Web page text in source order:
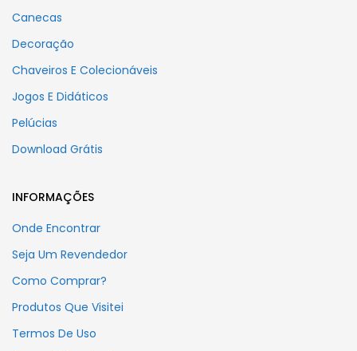
Canecas
Decoração
Chaveiros E Colecionáveis
Jogos E Didáticos
Pelúcias
Download Grátis
INFORMAÇÕES
Onde Encontrar
Seja Um Revendedor
Como Comprar?
Produtos Que Visitei
Termos De Uso